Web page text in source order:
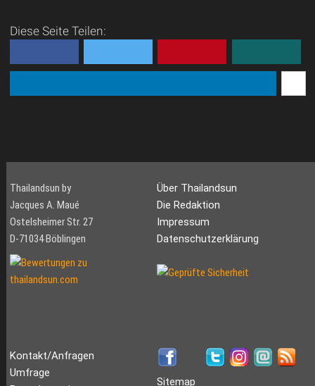
Diese Seite Teilen:
Thailandsun by
Jacques A. Maué
Ostelsheimer Str. 27
D-71034 Böblingen
Über Thailandsun
Die Redaktion
Impressum
Datenschutzerklärung
Kontakt/Anfragen
Umfrage
Sitemap